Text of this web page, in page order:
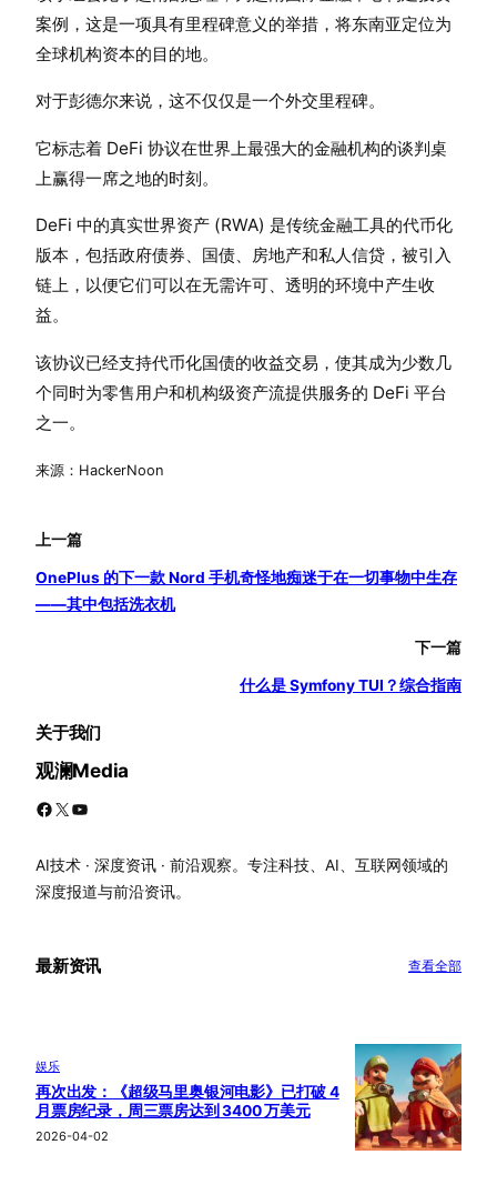
案例，这是一项具有里程碑意义的举措，将东南亚定位为
全球机构资本的目的地。
对于彭德尔来说，这不仅仅是一个外交里程碑。
它标志着 DeFi 协议在世界上最强大的金融机构的谈判桌
上赢得一席之地的时刻。
DeFi 中的真实世界资产 (RWA) 是传统金融工具的代币化
版本，包括政府债券、国债、房地产和私人信贷，被引入
链上，以便它们可以在无需许可、透明的环境中产生收
益。
该协议已经支持代币化国债的收益交易，使其成为少数几
个同时为零售用户和机构级资产流提供服务的 DeFi 平台
之一。
来源：HackerNoon
上一篇
OnePlus 的下一款 Nord 手机奇怪地痴迷于在一切事物中生存
——其中包括洗衣机
下一篇
什么是 Symfony TUI？综合指南
关于我们
观澜Media
Facebook X YouTube
AI技术 · 深度资讯 · 前沿观察。专注科技、AI、互联网领域的
深度报道与前沿资讯。
最新资讯 查看全部
娱乐
再次出发：《超级马里奥银河电影》已打破 4
月票房纪录，周三票房达到 3400 万美元
2026-04-02